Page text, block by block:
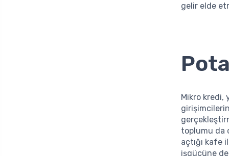
gelir elde
Mikro kredi,
toplumu da
açtığı kafe
işgücüne